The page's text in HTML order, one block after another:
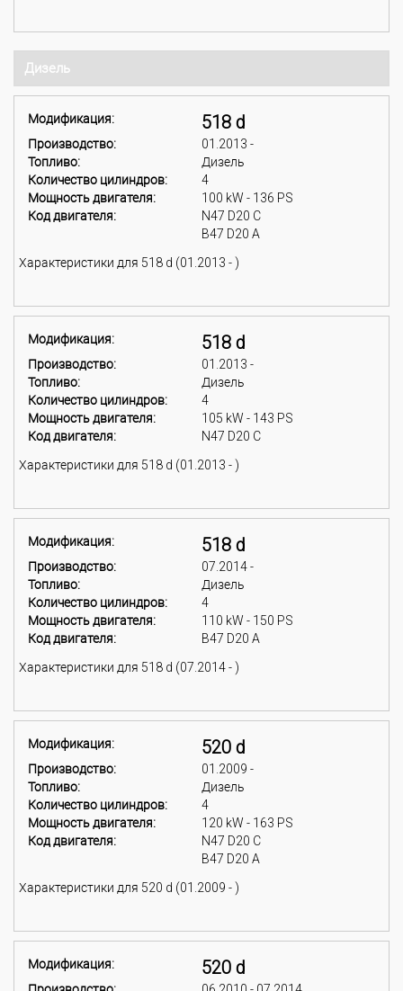
Дизель
Модификация: 518 d
Производство:
01.2013 -
Топливо:
Дизель
Количество цилиндров:
4
Мощность двигателя:
100 kW - 136 PS
Код двигателя:
N47 D20 C
B47 D20 A
Характеристики для 518 d (01.2013 - )
Модификация: 518 d
Производство:
01.2013 -
Топливо:
Дизель
Количество цилиндров:
4
Мощность двигателя:
105 kW - 143 PS
Код двигателя:
N47 D20 C
Характеристики для 518 d (01.2013 - )
Модификация: 518 d
Производство:
07.2014 -
Топливо:
Дизель
Количество цилиндров:
4
Мощность двигателя:
110 kW - 150 PS
Код двигателя:
B47 D20 A
Характеристики для 518 d (07.2014 - )
Модификация: 520 d
Производство:
01.2009 -
Топливо:
Дизель
Количество цилиндров:
4
Мощность двигателя:
120 kW - 163 PS
Код двигателя:
N47 D20 C
B47 D20 A
Характеристики для 520 d (01.2009 - )
Модификация: 520 d